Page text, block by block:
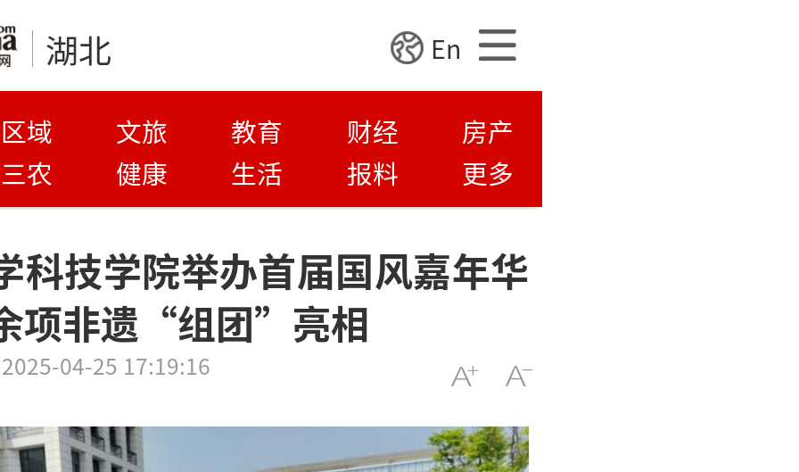
湖北 En
区域 文旅 教育 财经
房产
三农
健康 生活 报料 更多
科技学院举办首届国风嘉年华
项非遗“组团”亮相
2025-04-25 17:19:16